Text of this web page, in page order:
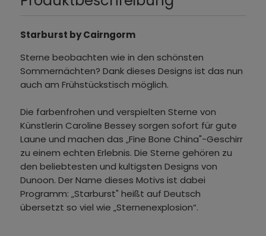
Starburst by Cairngorm
Sterne beobachten wie in den schönsten
Sommernächten? Dank dieses Designs ist das nun
auch am Frühstückstisch möglich.
Die farbenfrohen und verspielten Sterne von
Künstlerin Caroline Bessey sorgen sofort für gute
Laune und machen das „Fine Bone China"-Geschirr
zu einem echten Erlebnis. Die Sterne gehören zu
den beliebtesten und kultigsten Designs von
Dunoon. Der Name dieses Motivs ist dabei
Programm: „Starburst" heißt auf Deutsch
übersetzt so viel wie „Sternenexplosion“.